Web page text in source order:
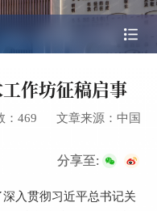
作坊征稿启事
469
文章来源：中国
分享至:
入贯彻习近平总书记关